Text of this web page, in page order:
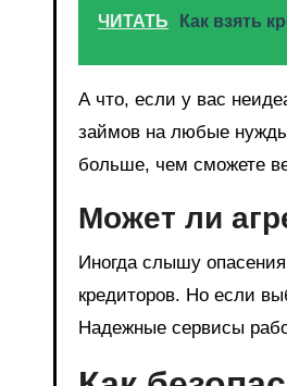
ЧИТАТЬ Как взять
А что, если у вас
займов на любые
больше, чем сможете
Может ли
Иногда слышу
кредиторов. Но если
Надежные сервисы